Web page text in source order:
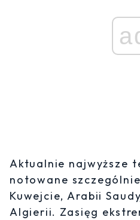
Aktualnie najwyższe
notowane
Kuwejcie, Arabii
Algierii. Zasięg